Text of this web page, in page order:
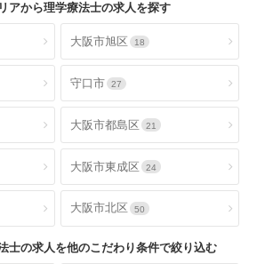
アから理学療法士の求人を探す
大阪市旭区 18
守口市 27
大阪市都島区 21
大阪市東成区 24
大阪市北区 50
士の求人を他のこだわり条件で絞り込む